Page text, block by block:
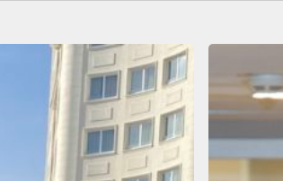
residencias
en
Cantabria:
negocio